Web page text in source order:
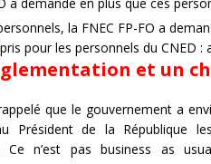
la FNEC FP-FO a
pour les personnels du CNED
et un
que le gouvernement a
Président de la République
Ce n’est pas business as